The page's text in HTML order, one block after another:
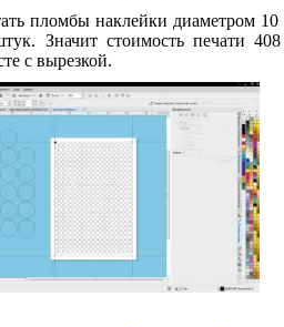
пломбы наклейки диаметром
Значит стоимость печати
с вырезкой.